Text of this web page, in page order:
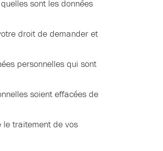
sont les données
droit de demander et
personnelles qui sont
soient effacées de
le traitement de vos